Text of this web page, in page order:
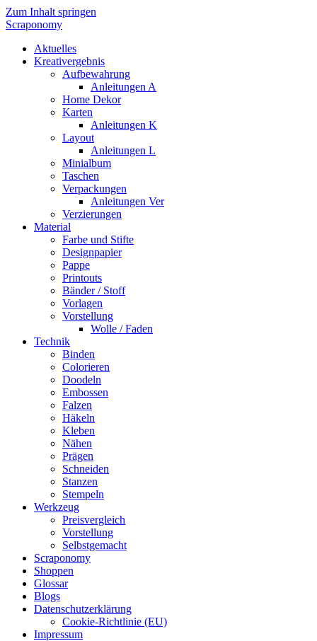
Zum Inhalt springen
Scraponomy
Aktuelles
Kreativergebnis
Aufbewahrung
Anleitungen A
Home Dekor
Karten
Anleitungen K
Layout
Anleitungen L
Minialbum
Taschen
Verpackungen
Anleitungen Ver
Verzierungen
Material
Farbe und Stifte
Designpapier
Pappe
Printouts
Bänder / Stoff
Vorlagen
Vorstellung
Wolle / Faden
Technik
Binden
Colorieren
Doodeln
Embossen
Falzen
Häkeln
Kleben
Nähen
Prägen
Schneiden
Stanzen
Stempeln
Werkzeug
Preisvergleich
Vorstellung
Selbstgemacht
Scraponomy
Shoppen
Glossar
Blogs
Datenschutzerklärung
Cookie-Richtlinie (EU)
Impressum